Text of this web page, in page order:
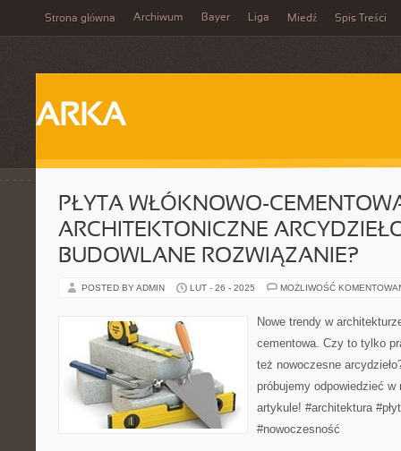
Strona główna Archiwum Bayer Liga Miedź Spis Treści
ARKA
PŁYTA WŁÓKNOWO-
ARCHITEKTONICZNE
BUDOWLANE ROZWIĄZANIE?
POSTED BY ADMIN LUT - 26 - 2025 MOŻLIWOŚĆ
Nowe trendy w
cementowa. Czy to tylko
też nowoczesne
próbujemy odpowiedzieć
artykule! #architektura
#nowoczesność